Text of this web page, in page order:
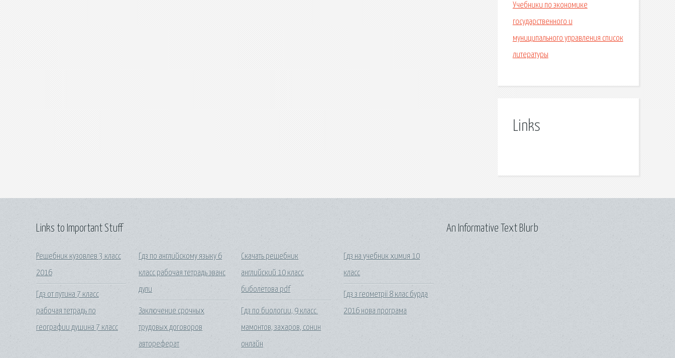
Учебники по экономике
государственного и
муниципального управления список
литературы
Links
Links to Important Stuff
Решебник кузовлев 3 класс
2016
Гдз от путина 7 класс
рабочая тетрадь по
географии душина 7 класс
Гдз по английскому языку 6
класс рабочая тетрадь эванс
дули
Заключение срочных
трудовых договоров
автореферат
Скачать решебник
английский 10 класс
биболетова pdf
Гдз по биологии, 9 класс.
мамонтов, захаров, сонин
онлайн
Гдз на учебник химия 10
класс
Гдз з геометрії 8 клас бурда
2016 нова програма
An Informative Text Blurb